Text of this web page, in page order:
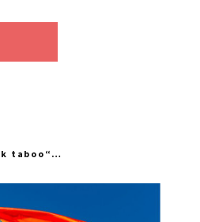
taboo“…